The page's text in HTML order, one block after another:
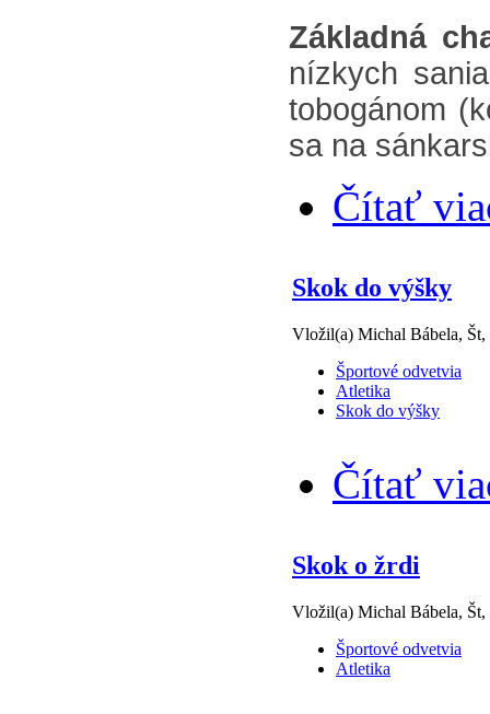
Základná
nízkych
tobogánom
sa na
Čítať
Skok do výšky
Vložil(a) Michal Bábela, Št,
Športové odvetvia
Atletika
Skok do výšky
Čítať
Skok o žrdi
Vložil(a) Michal Bábela, Št,
Športové odvetvia
Atletika